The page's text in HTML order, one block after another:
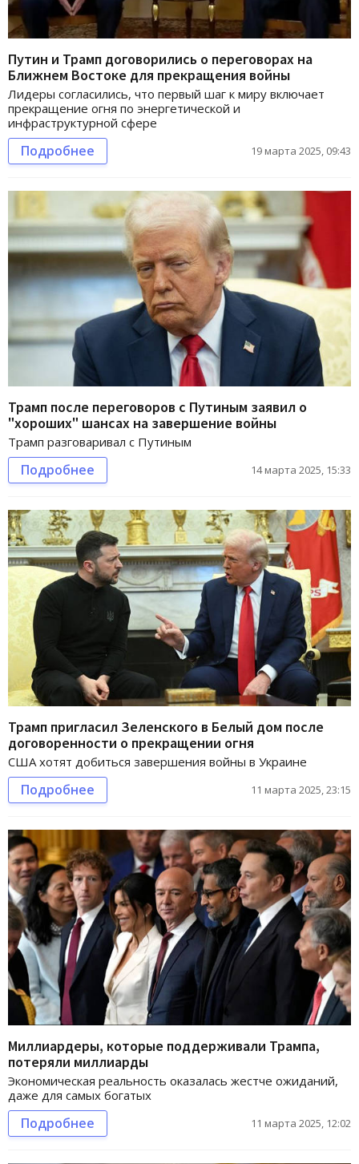
Путин и Трамп договорились о переговорах на
Ближнем Востоке для прекращения войны
Лидеры согласились, что первый шаг к миру включает
прекращение огня по энергетической и
инфраструктурной сфере
Подробнее 19 марта 2025, 09:43
Трамп после переговоров с Путиным заявил о
"хороших" шансах на завершение войны
Трамп разговаривал с Путиным
Подробнее 14 марта 2025, 15:33
Трамп пригласил Зеленского в Белый дом после
договоренности о прекращении огня
США хотят добиться завершения войны в Украине
Подробнее 11 марта 2025, 23:15
Миллиардеры, которые поддерживали Трампа,
потеряли миллиарды
Экономическая реальность оказалась жестче ожиданий,
даже для самых богатых
Подробнее 11 марта 2025, 12:02